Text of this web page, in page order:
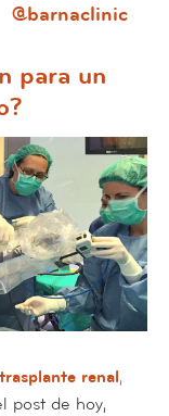
@barnaclinic
para un
trasplante renal,
post de hoy,